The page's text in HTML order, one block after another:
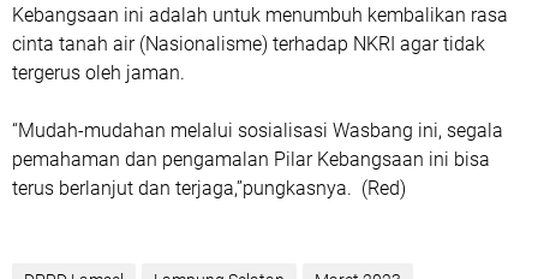
Kebangsaan ini adalah untuk menumbuh kembalikan rasa
cinta tanah air (Nasionalisme) terhadap NKRI agar tidak
tergerus oleh jaman.
“Mudah-mudahan melalui sosialisasi Wasbang ini, segala
pemahaman dan pengamalan Pilar Kebangsaan ini bisa
terus berlanjut dan terjaga,”pungkasnya. (Red)